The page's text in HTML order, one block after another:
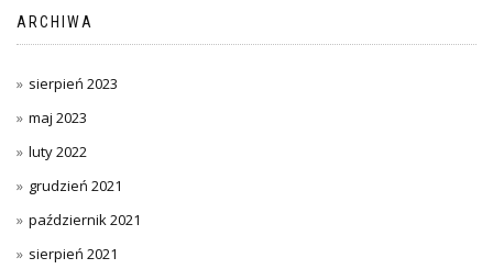
ARCHIWA
sierpień 2023
maj 2023
luty 2022
grudzień 2021
październik 2021
sierpień 2021